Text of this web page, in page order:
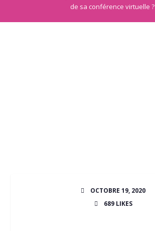
de sa conférence virtuelle ?
OCTOBRE 19, 2020
689 LIKES